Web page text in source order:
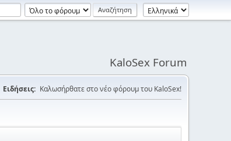
KaloSex Forum
Ειδήσεις: Καλωσήρθατε στο νέο φόρουμ του KaloSex!